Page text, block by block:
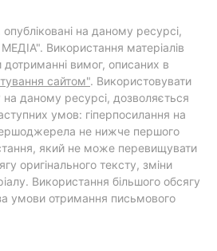
на даному ресурсі,
Використання матеріалів
вимог, описаних в
сайтом". Використовувати
даному ресурсі, дозволяється
умов: гіперпосилання на
не нижче першого
який не може перевищувати
оригінального тексту, зміни
Використання більшого обсягу
умови отримання письмового